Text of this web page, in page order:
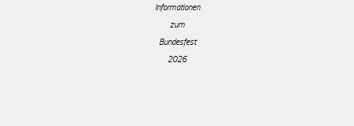
Informationen
zum
Bundesfest
2026